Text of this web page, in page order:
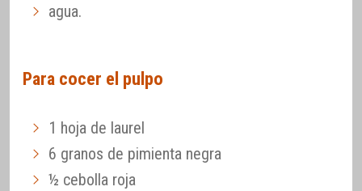
agua.
Para cocer el pulpo
1 hoja de laurel
6 granos de pimienta negra
½ cebolla roja